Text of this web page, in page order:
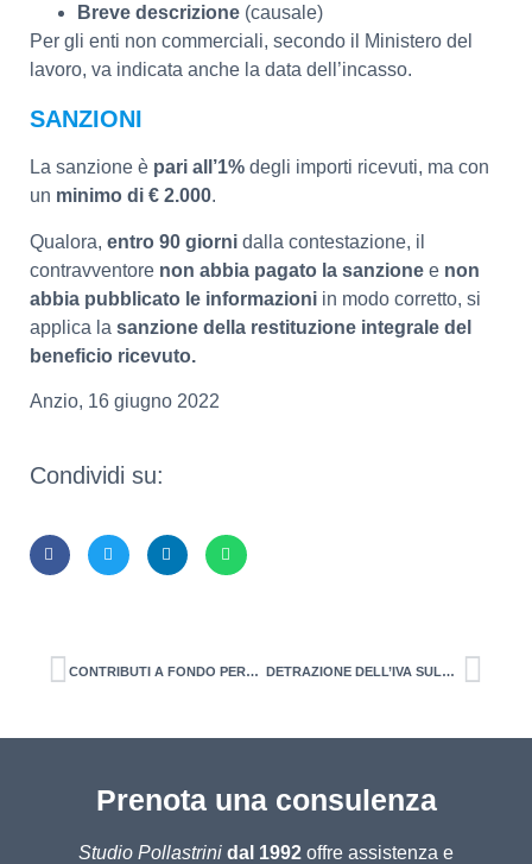
Breve descrizione (causale)
Per gli enti non commerciali, secondo il Ministero del
lavoro, va indicata anche la data dell’incasso.
SANZIONI
La sanzione è pari all’1% degli importi ricevuti, ma con
un minimo di € 2.000.
Qualora, entro 90 giorni dalla contestazione, il
contravventore non abbia pagato la sanzione e non
abbia pubblicato le informazioni in modo corretto, si
applica la sanzione della restituzione integrale del
beneficio ricevuto.
Anzio, 16 giugno 2022
Condividi su:
CONTRIBUTI A FONDO PERDUTO Filiera del wedding, intrattenimento, organizzazione di feste e cerimonie, Horeca DETRAZIONE DELL’IVA SULLE IMPORTAZIONI Nuove modalità operative
Prenota una consulenza
Studio Pollastrini dal 1992 offre assistenza e